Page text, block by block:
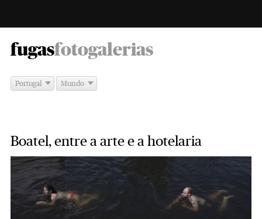
fugas -
fotogalerias
Portugal Mundo
Boatel, entre a arte e a hotelaria